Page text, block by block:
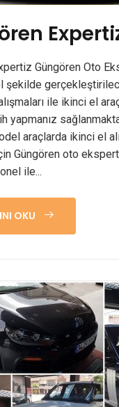
Güngören Oto
şekilde
ile ikinci el
yapmanız
araçlarda ikinci el
Güngören oto
ile...
OKU